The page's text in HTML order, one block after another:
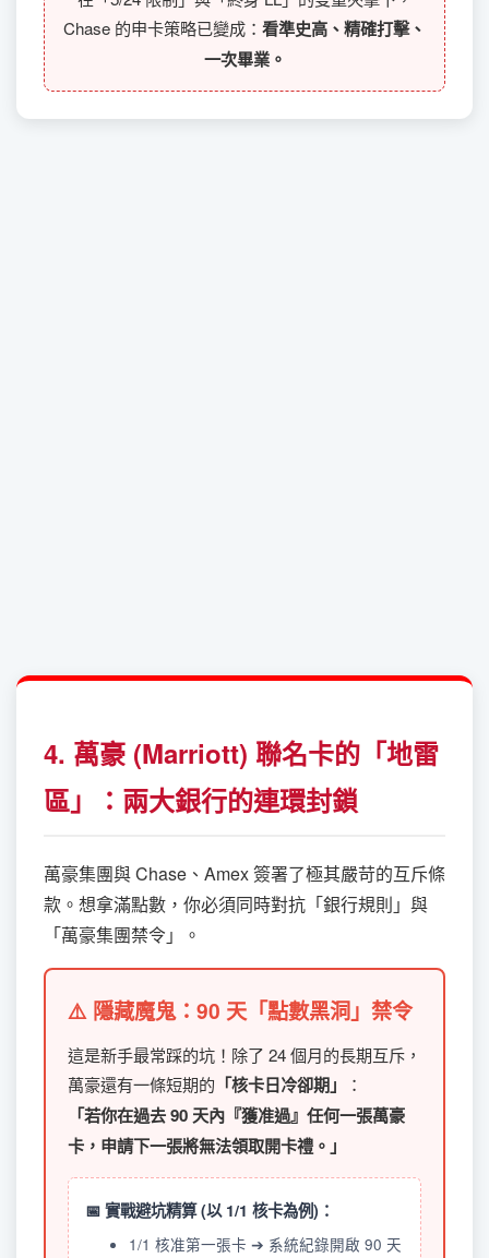
Chase 的申卡策略已變成： 看準史高、精確打擊、
一次畢業。
4. 萬豪 (Marriott) 聯名卡的「地雷
區」：兩大銀行的連環封鎖
萬豪集團與 Chase、Amex 簽署了極其嚴苛的互斥條
款。想拿滿點數，你必須同時對抗「銀行規則」與
「萬豪集團禁令」。
⚠️ 隱藏魔鬼：90 天「點數黑洞」禁令
這是新手最常踩的坑！除了 24 個月的長期互斥，
萬豪還有一條短期的 「核卡日冷卻期」 ：
「若你在過去 90 天內『獲准過』任何一張萬豪
卡，申請下一張將無法領取開卡禮。」
📅 實戰避坑精算 (以 1/1 核卡為例)：
1/1 核准第一張卡 ➔ 系統紀錄開啟 90 天